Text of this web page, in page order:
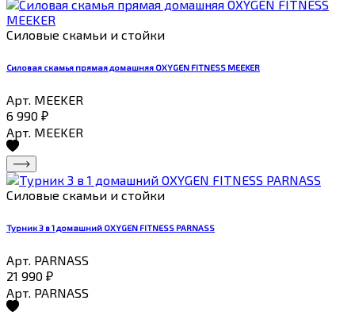
Силовые скамьи и стойки
Силовая скамья прямая домашняя OXYGEN FITNESS MEEKER
Арт. MEEKER
6 990 ₽
Арт. MEEKER
Силовые скамьи и стойки
Турник 3 в 1 домашний OXYGEN FITNESS PARNASS
Арт. PARNASS
21 990 ₽
Арт. PARNASS